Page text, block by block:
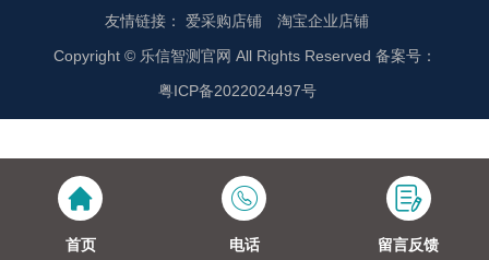
友情链接： 爱采购店铺
淘宝企业店铺
Copyright © 乐信智测官网 All Rights Reserved 备案号：
粤ICP备2022024497号
首页 电话 留言反馈